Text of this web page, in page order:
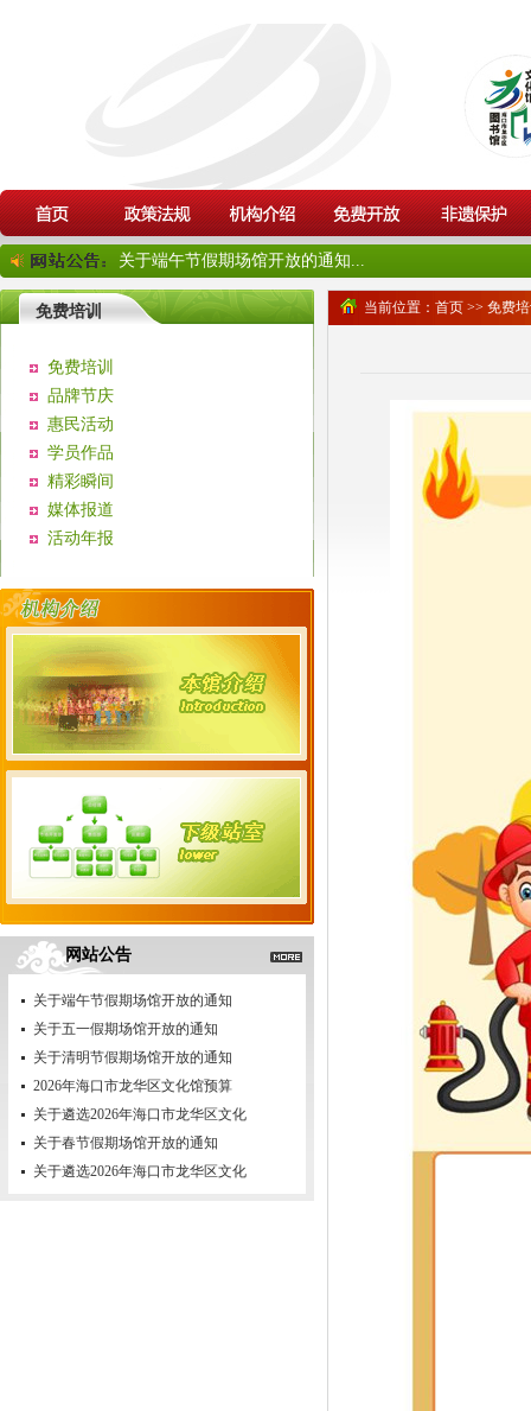
关于端午节假期场馆开放的通知...
免费培训
免费培训
品牌节庆
惠民活动
学员作品
精彩瞬间
媒体报道
活动年报
网站公告
关于端午节假期场馆开放的通知
关于五一假期场馆开放的通知
关于清明节假期场馆开放的通知
2026年海口市龙华区文化馆预算
关于遴选2026年海口市龙华区文化
关于春节假期场馆开放的通知
关于遴选2026年海口市龙华区文化
当前位置： 首页 >> 免费